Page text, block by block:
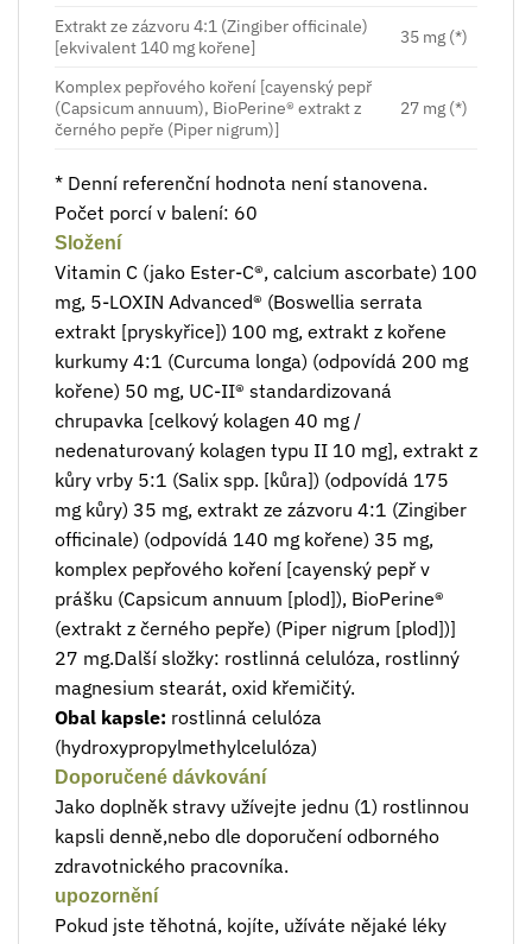
Extrakt ze zázvoru 4:1 (Zingiber officinale)
[ekvivalent 140 mg kořene]
35 mg (*)
Komplex pepřového koření [cayenský pepř
(Capsicum annuum), BioPerine® extrakt z
černého pepře (Piper nigrum)]
27 mg (*)
* Denní referenční hodnota není stanovena.
Počet porcí v balení: 60
Složení
Vitamin C (jako Ester-C®, calcium ascorbate) 100
mg, 5-LOXIN Advanced® (Boswellia serrata
extrakt [pryskyřice]) 100 mg, extrakt z kořene
kurkumy 4:1 (Curcuma longa) (odpovídá 200 mg
kořene) 50 mg, UC-II® standardizovaná
chrupavka [celkový kolagen 40 mg /
nedenaturovaný kolagen typu II 10 mg], extrakt z
kůry vrby 5:1 (Salix spp. [kůra]) (odpovídá 175
mg kůry) 35 mg, extrakt ze zázvoru 4:1 (Zingiber
officinale) (odpovídá 140 mg kořene) 35 mg,
komplex pepřového koření [cayenský pepř v
prášku (Capsicum annuum [plod]), BioPerine®
(extrakt z černého pepře) (Piper nigrum [plod])]
27 mg.Další složky: rostlinná celulóza, rostlinný
magnesium stearát, oxid křemičitý.
Obal kapsle: rostlinná celulóza
(hydroxypropylmethylcelulóza)
Doporučené dávkování
Jako doplněk stravy užívejte jednu (1) rostlinnou
kapsli denně,nebo dle doporučení odborného
zdravotnického pracovníka.
upozornění
Pokud jste těhotná, kojíte, užíváte nějaké léky